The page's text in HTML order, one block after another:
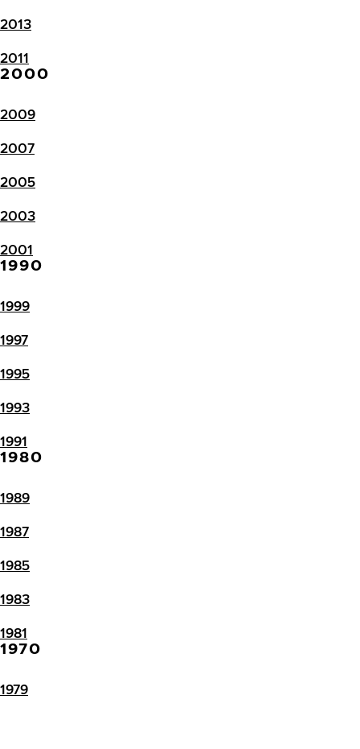
2013
2011
2000
2009
2007
2005
2003
2001
1990
1999
1997
1995
1993
1991
1980
1989
1987
1985
1983
1981
1970
1979